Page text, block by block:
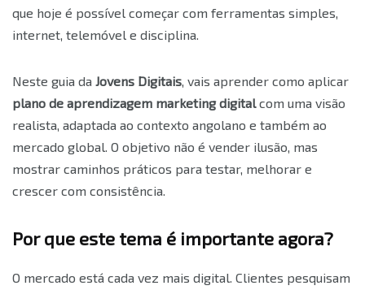
que hoje é possível começar com ferramentas simples,
internet, telemóvel e disciplina.
Neste guia da Jovens Digitais , vais aprender como aplicar
plano de aprendizagem marketing digital com uma visão
realista, adaptada ao contexto angolano e também ao
mercado global. O objetivo não é vender ilusão, mas
mostrar caminhos práticos para testar, melhorar e
crescer com consistência.
Por que este tema é importante agora?
O mercado está cada vez mais digital. Clientes pesquisam